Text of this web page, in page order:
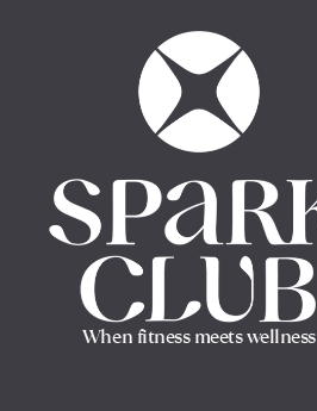
When fitness meets wellness